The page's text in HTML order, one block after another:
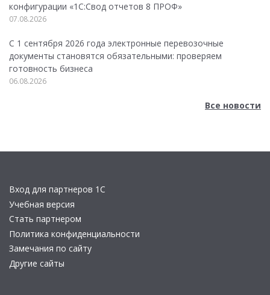
конфигурации «1C:Свод отчетов 8 ПРОФ»
07.08.2026
С 1 сентября 2026 года электронные перевозочные
документы становятся обязательными: проверяем
готовность бизнеса
06.08.2026
Все новости
Вход для партнеров 1С
Учебная версия
Стать партнером
Политика конфиденциальности
Замечания по сайту
Другие сайты